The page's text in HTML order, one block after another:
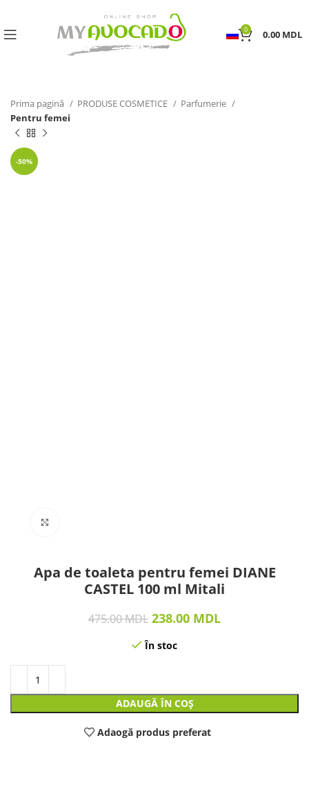
0 0.00 MDL
Prima pagină PRODUSE COSMETICE
Parfumerie
Pentru femei
-50%
Apa de toaleta pentru femei DIANE
CASTEL 100 ml Mitali
475.00MDL 238.00 MDL
În stoc
ADAUGĂ ÎN COȘ
Adaogă produs preferat